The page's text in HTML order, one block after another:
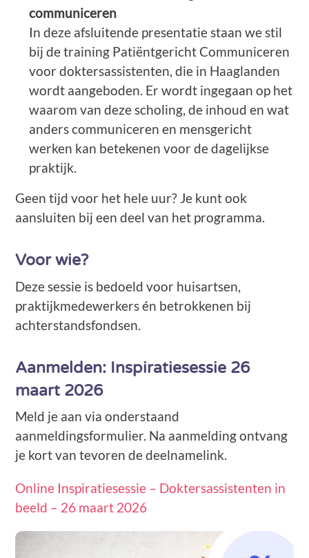
communiceren
In deze afsluitende presentatie staan we stil
bij de training Patiëntgericht Communiceren
voor doktersassistenten, die in Haaglanden
wordt aangeboden. Er wordt ingegaan op het
waarom van deze scholing, de inhoud en wat
anders communiceren en mensgericht
werken kan betekenen voor de dagelijkse
praktijk.
Geen tijd voor het hele uur? Je kunt ook
aansluiten bij een deel van het programma.
Voor wie?
Deze sessie is bedoeld voor huisartsen,
praktijkmedewerkers én betrokkenen bij
achterstandsfondsen.
Aanmelden: Inspiratiesessie 26
maart 2026
Meld je aan via onderstaand
aanmeldingsformulier. Na aanmelding ontvang
je kort van tevoren de deelnamelink.
Online Inspiratiesessie – Doktersassistenten in
beeld – 26 maart 2026